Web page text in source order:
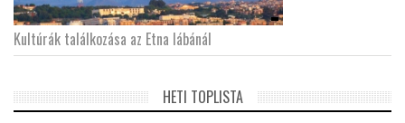
Kultúrák találkozása az Etna lábánál
HETI TOPLISTA